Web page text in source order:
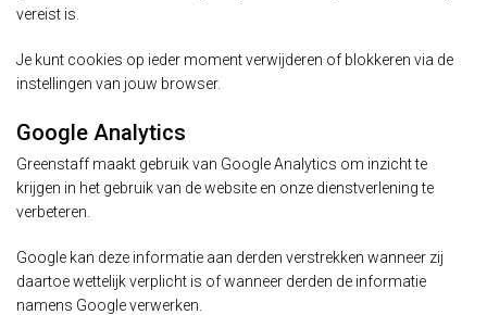
vereist is.
Je kunt cookies op ieder moment verwijderen of blokkeren via de
instellingen van jouw browser.
Google Analytics
Greenstaff maakt gebruik van Google Analytics om inzicht te
krijgen in het gebruik van de website en onze dienstverlening te
verbeteren.
Google kan deze informatie aan derden verstrekken wanneer zij
daartoe wettelijk verplicht is of wanneer derden de informatie
namens Google verwerken.